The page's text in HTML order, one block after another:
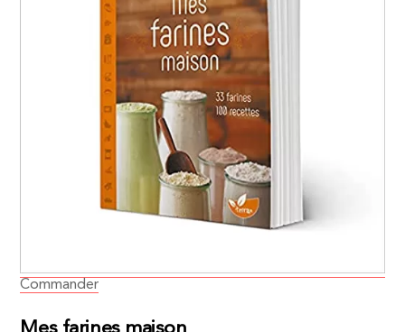
Commander